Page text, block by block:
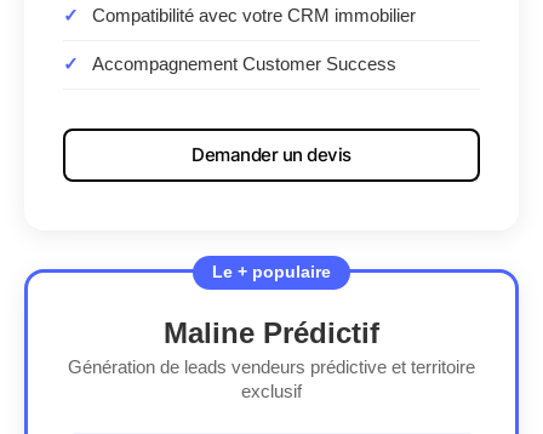
Compatibilité avec votre CRM immobilier
Accompagnement Customer Success
Demander un devis
Maline Prédictif
Génération de leads vendeurs prédictive et territoire
exclusif